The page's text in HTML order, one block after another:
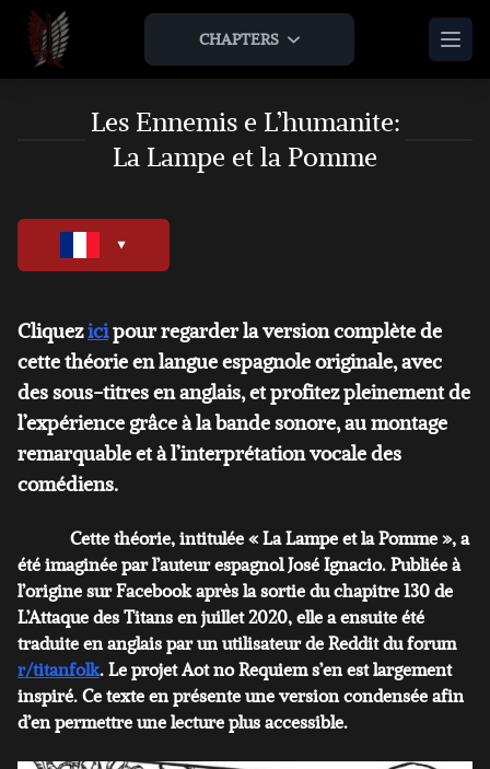
CHAPTERS
THEORIES & ANALYSIS
THE LAMP AND THE APPLE
ABOUT US
TEAM LEGAL
JOIN US
AS AN ARTIST AS AN EXPANSION
BONUS
ARTWORKS INTERVIEWS
OTHER AOT FAN ENDINGS MUSICS & OSTS
JOIN US AS AN ARTIST
JOIN US AS AN EXPANSION
Les Ennemis e L’humanite:
La Lampe et la Pomme
Cliquezicipour regarder la version complète de
cette théorie en langue espagnole originale, avec
des sous-titres en anglais, et profitez pleinement de
l’expérience grâce à la bande sonore, au montage
remarquable et à l’interprétation vocale des
comédiens.
Cette théorie, intitulée « La Lampe et la Pomme », a
été imaginée par l’auteur espagnol José Ignacio. Publiée à
l’origine sur Facebook après la sortie du chapitre 130 de
L’Attaque des Titans en juillet 2020, elle a ensuite été
traduite en anglais par un utilisateur de Reddit du forum
r/titanfolk. Le projet Aot no Requiem s’en est largement
inspiré. Ce texte en présente une version condensée afin
d’en permettre une lecture plus accessible.